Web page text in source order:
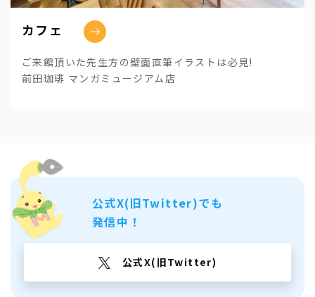
カフェ
ご来館頂いた先生方の壁面直筆イラストは必見!
前田珈琲 マンガミュージアム店
公式X(旧Twitter)でも
発信中！
公式X(旧Twitter)